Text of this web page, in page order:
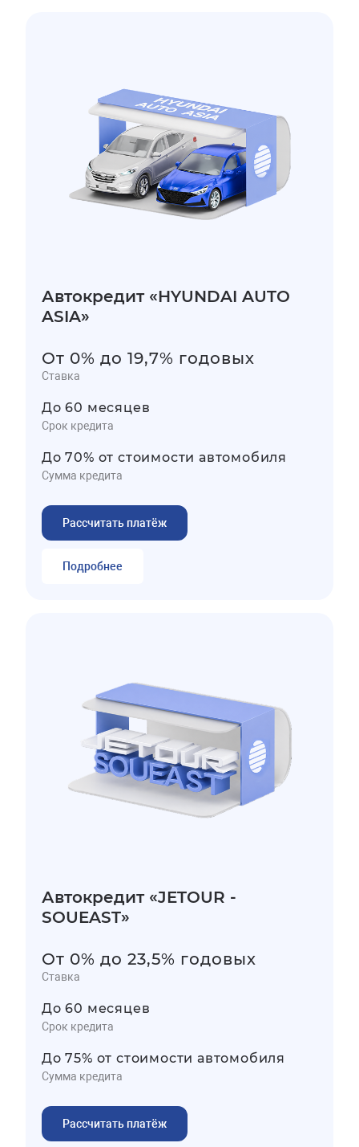
Автокредит «HYUNDAI AUTO
ASIA»
От 0% до 19,7% годовых
Ставка
До 60 месяцев
Срок кредита
До 70% от стоимости автомобиля
Сумма кредита
Рассчитать платёж
Подробнее
Автокредит «JETOUR -
SOUEAST»
От 0% до 23,5% годовых
Ставка
До 60 месяцев
Срок кредита
До 75% от стоимости автомобиля
Сумма кредита
Рассчитать платёж